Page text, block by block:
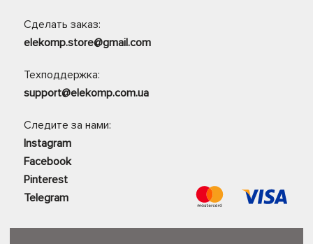
Сделать заказ:
elekomp.store@gmail.com
Техподдержка:
support@elekomp.com.ua
Следите за нами:
Instagram
Facebook
Pinterest
Telegram